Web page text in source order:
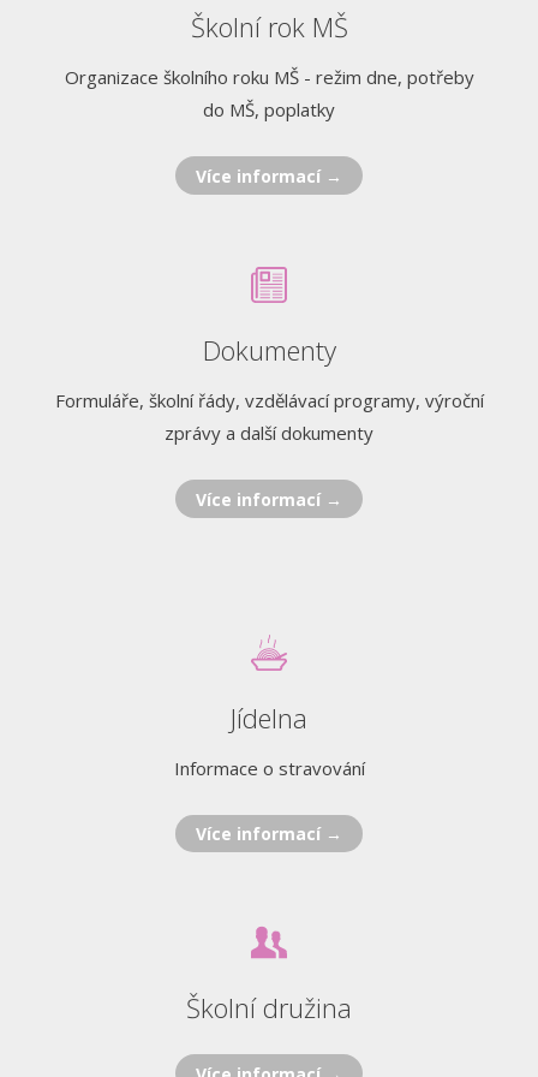
Školní rok MŠ
Organizace školního roku MŠ - režim dne, potřeby
do MŠ, poplatky
Více informací →
Dokumenty
Formuláře, školní řády, vzdělávací programy, výroční
zprávy a další dokumenty
Více informací →
Jídelna
Informace o stravování
Více informací →
Školní družina